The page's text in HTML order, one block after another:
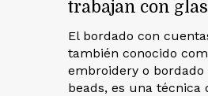
trabajan con
El bordado con
también conocido
embroidery o bordado
beads, es una técnica